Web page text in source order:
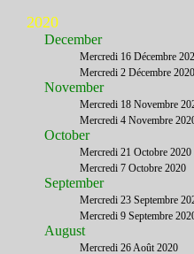
2020
December
Mercredi 16 Décembre
Mercredi 2 Décembre 2020
November
Mercredi 18 Novembre
Mercredi 4 Novembre
October
Mercredi 21 Octobre 2020
Mercredi 7 Octobre 2020
September
Mercredi 23 Septembre
Mercredi 9 Septembre
August
Mercredi 26 Août 2020